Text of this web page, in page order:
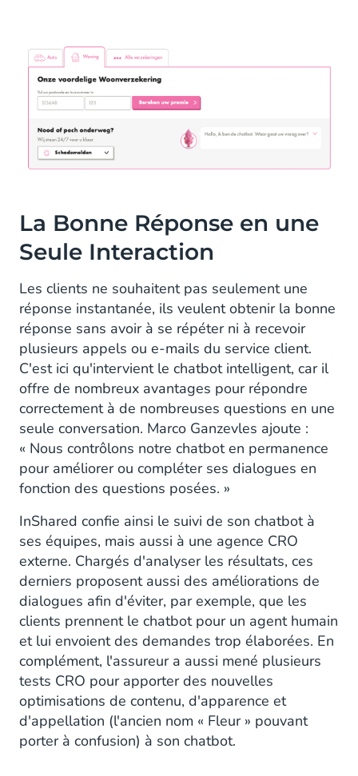
La Bonne Réponse en une
Seule Interaction
Les clients ne souhaitent pas seulement une
réponse instantanée, ils veulent obtenir la bonne
réponse sans avoir à se répéter ni à recevoir
plusieurs appels ou e-mails du service client.
C'est ici qu'intervient le chatbot intelligent, car il
offre de nombreux avantages pour répondre
correctement à de nombreuses questions en une
seule conversation. Marco Ganzevles ajoute :
« Nous contrôlons notre chatbot en permanence
pour améliorer ou compléter ses dialogues en
fonction des questions posées. »
InShared confie ainsi le suivi de son chatbot à
ses équipes, mais aussi à une agence CRO
externe. Chargés d'analyser les résultats, ces
derniers proposent aussi des améliorations de
dialogues afin d'éviter, par exemple, que les
clients prennent le chatbot pour un agent humain
et lui envoient des demandes trop élaborées. En
complément, l'assureur a aussi mené plusieurs
tests CRO pour apporter des nouvelles
optimisations de contenu, d'apparence et
d'appellation (l'ancien nom « Fleur » pouvant
porter à confusion) à son chatbot.